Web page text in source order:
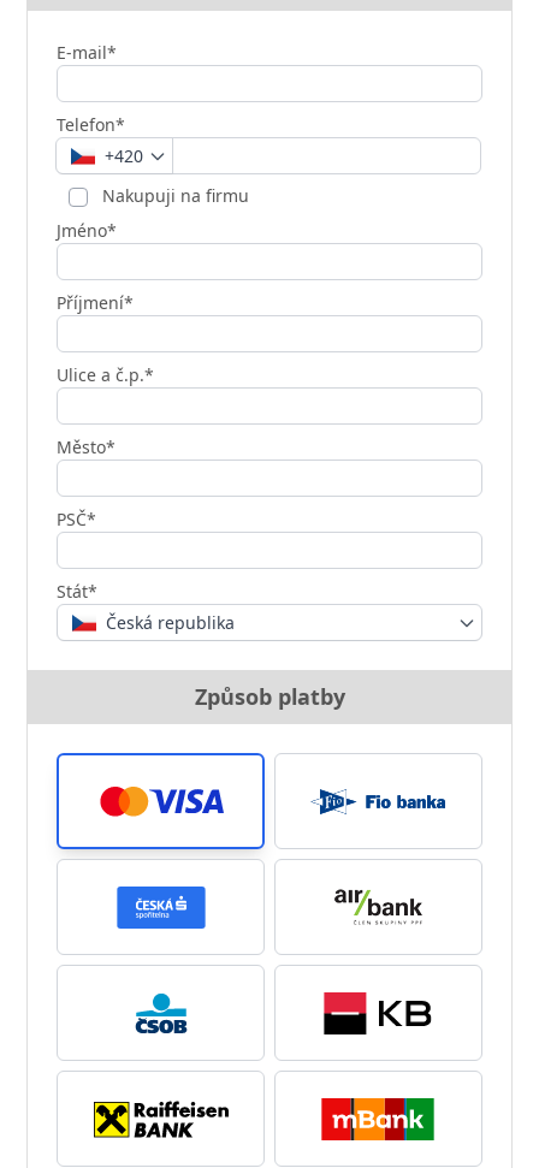
E-mail*
Telefon*
+420
Nakupuji na firmu
Jméno*
Příjmení*
Ulice a č.p.*
Město*
PSČ*
Stát*
Česká republika
Způsob platby